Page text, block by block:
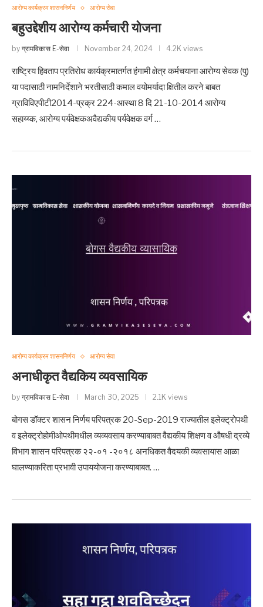
आरोग्य कार्यक्रम शासननिर्णय आरोग्य सेवा
बहुउद्देशीय आरोग्य कर्मचारी योजना
by ग्रामविकास E-सेवा November 24, 2024 4.2K views
राष्ट्रिय हिवताप प्रतिरोध कार्यक्रमातर्गत हंगामी क्षेत्र कर्मचयाना आरोग्य सेवक (पु)
या पदासाठी नामनिर्देशाने भरतीसाठी कमाल वयोमर्यादा क्षितील करने बाबत
ग्राविविएपीटी2014-प्रक्र 224-आस्था 8 दि 21-10-2014 आरोग्य
सहाय्य्क, आरोग्य पर्यवेक्षकअवैद्यकीय पर्यवेक्षक वर्ग …
आरोग्य कार्यक्रम शासननिर्णय आरोग्य सेवा
अनाधीकृत वैद्यकिय व्यवसायिक
by ग्रामविकास E-सेवा March 30, 2025 2.1K views
बोगस डॉक्टर शासन निर्णय परिपत्रक 20-Sep-2019 राज्यातील इलेक्ट्रोपथी
व इलेक्ट्रोहोमीओपथीमधील व्यव्यवसाय करण्याबाबत वैद्यकीय शिक्षण व औषधी द्रव्ये
विभाग शासन परिपत्रक २२-०१ -२०१८ अनधिकत वैदयकी व्‍यवसायास आळा
घालण्‍याकरिता प्रभावी उपाययोजना करण्‍याबाबत. …